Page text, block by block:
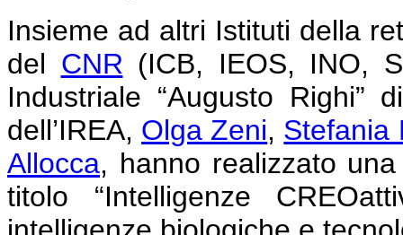
Insieme ad altri Istituti della
del CNR (ICB, IEOS, INO,
Industriale “Augusto Righi”
dell’IREA, Olga Zeni, Stefania
Allocca, hanno realizzato
titolo “Intelligenze